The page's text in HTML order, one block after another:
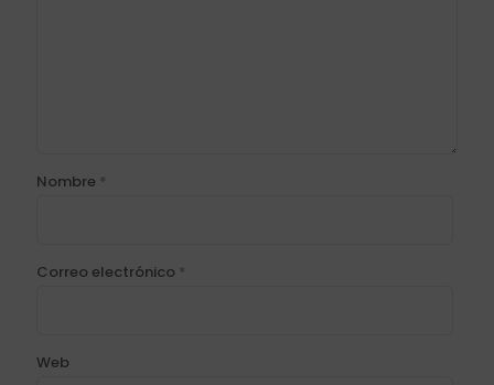
Nombre *
Correo electrónico *
Web